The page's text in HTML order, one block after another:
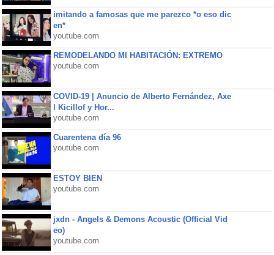
imitando a famosas que me parezco *o eso dic
en*
youtube.com
REMODELANDO MI HABITACIÓN: EXTREMO
youtube.com
COVID-19 | Anuncio de Alberto Fernández, Axe
l Kicillof y Hor...
youtube.com
Cuarentena día 96
youtube.com
ESTOY BIEN
youtube.com
jxdn - Angels & Demons Acoustic (Official Vid
eo)
youtube.com